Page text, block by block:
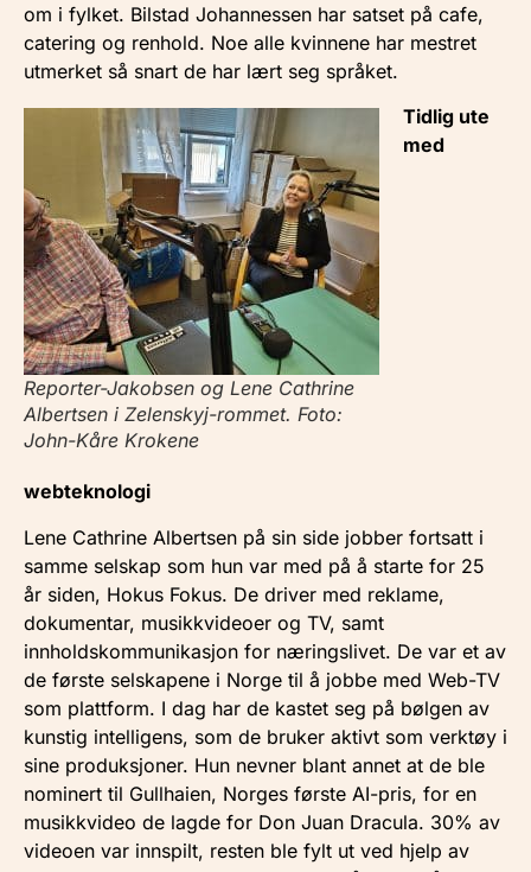
om i fylket. Bilstad Johannessen har satset på cafe,
catering og renhold. Noe alle kvinnene har mestret
utmerket så snart de har lært seg språket.
Reporter-Jakobsen og Lene Cathrine
Albertsen i Zelenskyj-rommet. Foto:
John-Kåre Krokene
Tidlig ute
med
webteknologi
Lene Cathrine Albertsen på sin side jobber fortsatt i
samme selskap som hun var med på å starte for 25
år siden, Hokus Fokus. De driver med reklame,
dokumentar, musikkvideoer og TV, samt
innholdskommunikasjon for næringslivet. De var et av
de første selskapene i Norge til å jobbe med Web-TV
som plattform. I dag har de kastet seg på bølgen av
kunstig intelligens, som de bruker aktivt som verktøy i
sine produksjoner. Hun nevner blant annet at de ble
nominert til Gullhaien, Norges første AI-pris, for en
musikkvideo de lagde for Don Juan Dracula. 30% av
videoen var innspilt, resten ble fylt ut ved hjelp av